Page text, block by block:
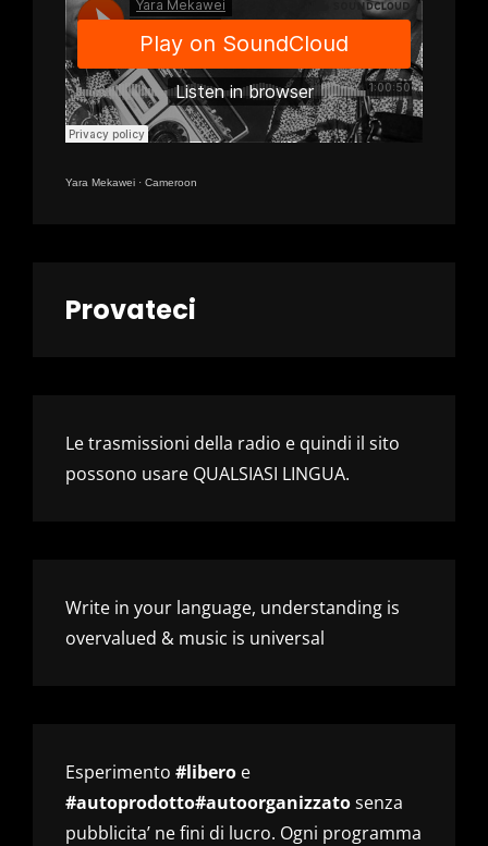
Yara Mekawei · Cameroon
Provateci
Le trasmissioni della radio e quindi il sito
possono usare QUALSIASI LINGUA.
Write in your language, understanding is
overvalued & music is universal
Esperimento #libero e
#autoprodotto#autoorganizzatosenza
pubblicita’ ne fini di lucro. Ogni programma